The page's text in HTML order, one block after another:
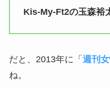
Kis-My-Ft2の玉森裕
だと、2013年に「 週刊
ね。